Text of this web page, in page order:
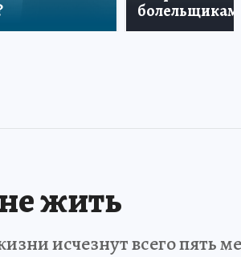
болельщикам
жить
исчезнут всего пять